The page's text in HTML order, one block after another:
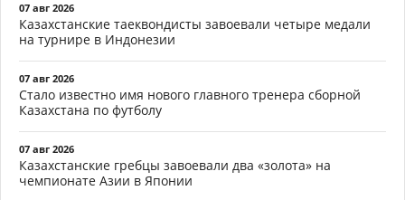
07 авг 2026
Казахстанские таеквондисты завоевали четыре медали
на турнире в Индонезии
07 авг 2026
Стало известно имя нового главного тренера сборной
Казахстана по футболу
07 авг 2026
Казахстанские гребцы завоевали два «золота» на
чемпионате Азии в Японии